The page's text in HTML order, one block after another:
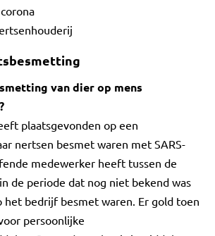
van dier op mens
plaatsgevonden op een
nertsen besmet waren met SARS-
medewerker heeft tussen de
de periode dat nog niet bekend was
het bedrijf besmet waren. Er gold toen
persoonlijke